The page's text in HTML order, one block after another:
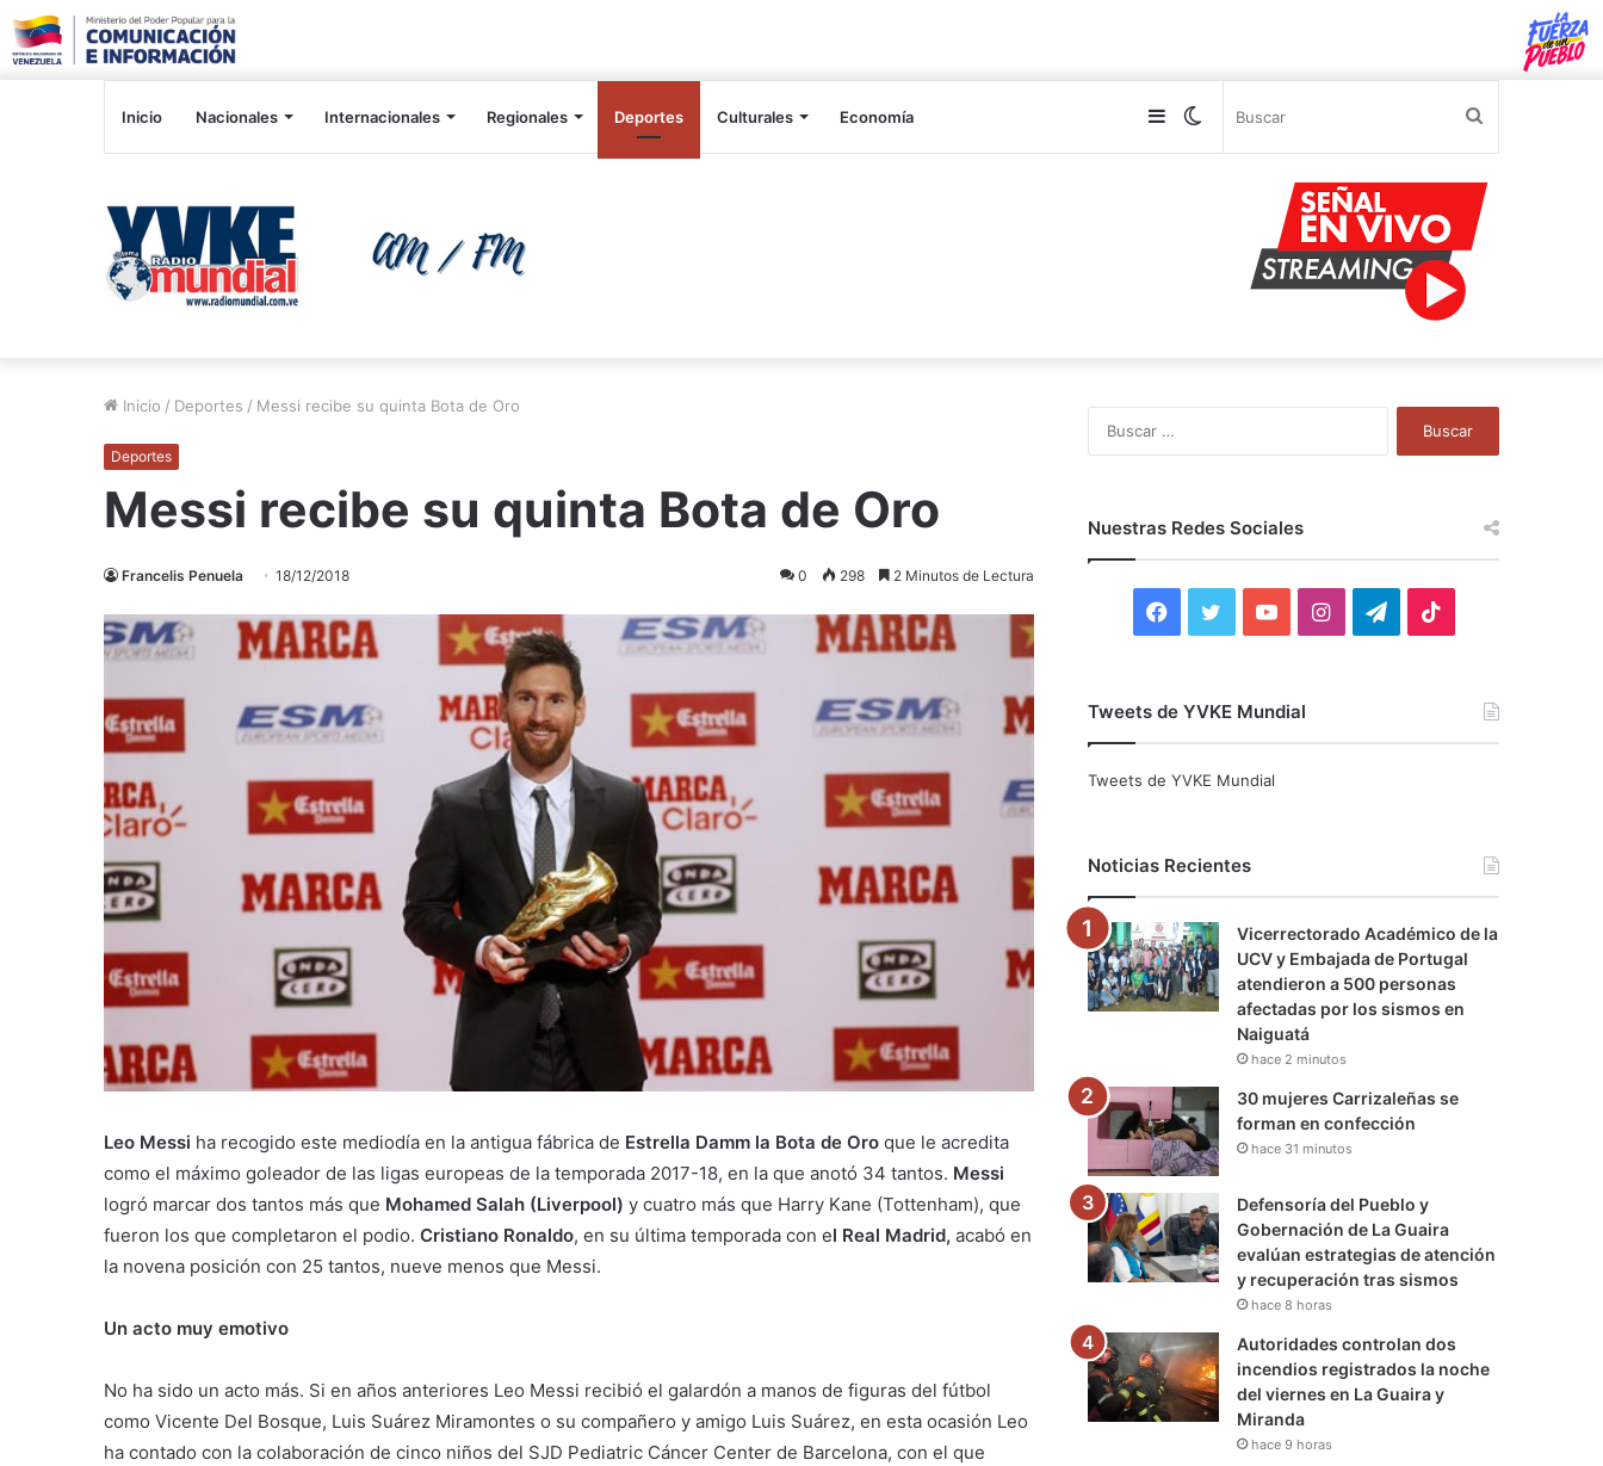
Inicio Nacionales Internacionales Regionales Deportes Culturales Economía Switch
Sidebar
Inicio / Deportes / Messi recibe su quinta Bota de Oro
Deportes
Messi recibe su quinta Bota de Oro
Francelis Penuela 18/12/2018 0 298 2 Minutos de Lectura
Leo Messi ha recogido este mediodía en la antigua fábrica de Estrella Damm la Bota de Oro que le acredita
como el máximo goleador de las ligas europeas de la temporada 2017-18, en la que anotó 34 tantos. Messi
logró marcar dos tantos más que Mohamed Salah (Liverpool) y cuatro más que Harry Kane (Tottenham), que
fueron los que completaron el podio. Cristiano Ronaldo, en su última temporada con el Real Madrid, acabó en
la novena posición con 25 tantos, nueve menos que Messi.
Un acto muy emotivo
No ha sido un acto más. Si en años anteriores Leo Messi recibió el galardón a manos de figuras del fútbol
como Vicente Del Bosque, Luis Suárez Miramontes o su compañero y amigo Luis Suárez, en esta ocasión Leo
ha contado con la colaboración de cinco niños del SJD Pediatric Cáncer Center de Barcelona, con el que
Nuestras Redes Sociales
F
c
o
k
i
r
Y
u
e
I
r
a
m
T
a
m
Tweets de YVKE Mundial
Tweets de YVKE Mundial
Noticias Recientes
Vicerrectorado Académico de la
UCV y Embajada de Portugal
atendieron a 500 personas
afectadas por los sismos en
Naiguatá
hace 2 minutos
30 mujeres Carrizaleñas se
forman en confección
hace 31 minutos
Defensoría del Pueblo y
Gobernación de La Guaira
evalúan estrategias de atención
y recuperación tras sismos
hace 8 horas
Autoridades controlan dos
incendios registrados la noche
del viernes en La Guaira y
Miranda
hace 9 horas